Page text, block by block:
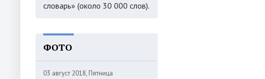
словарь» (около 30 000 слов).
ФОТО
03 август 2018, Пятница